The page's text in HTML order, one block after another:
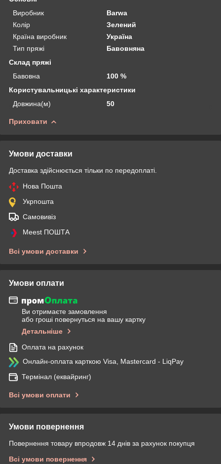
Виробник
Barwa
Колір
Зелений
Країна виробник
Україна
Тип пряжі
Бавовняна
Склад пряжі
Бавовна
100 %
Користувальницькі характеристики
Довжина(м)
50
Приховати
Умови доставки
Доставка здійснюється тільки по передоплаті.
Нова Пошта
Укрпошта
Самовивіз
Meest ПОШТА
Всі умови доставки
Умови оплати
Ви отримаєте замовлення
або гроші повернуться на вашу картку
Детальніше
Оплата на рахунок
Онлайн-оплата карткою Visa, Mastercard - LiqPay
Термінал (еквайринг)
Всі умови оплати
Умови повернення
Повернення товару впродовж 14 днів за рахунок покупця
Всі умови повернення